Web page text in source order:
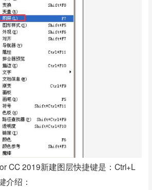
2019新建图层快捷键是：Ctrl+L
绍：